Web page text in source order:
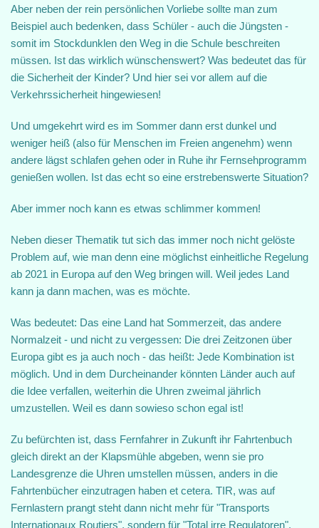
Aber neben der rein persönlichen Vorliebe sollte man zum
Beispiel auch bedenken, dass Schüler - auch die Jüngsten -
somit im Stockdunklen den Weg in die Schule beschreiten
müssen. Ist das wirklich wünschenswert? Was bedeutet das für
die Sicherheit der Kinder? Und hier sei vor allem auf die
Verkehrssicherheit hingewiesen!
Und umgekehrt wird es im Sommer dann erst dunkel und
weniger heiß (also für Menschen im Freien angenehm) wenn
andere lägst schlafen gehen oder in Ruhe ihr Fernsehprogramm
genießen wollen. Ist das echt so eine erstrebenswerte Situation?
Aber immer noch kann es etwas schlimmer kommen!
Neben dieser Thematik tut sich das immer noch nicht gelöste
Problem auf, wie man denn eine möglichst einheitliche Regelung
ab 2021 in Europa auf den Weg bringen will. Weil jedes Land
kann ja dann machen, was es möchte.
Was bedeutet: Das eine Land hat Sommerzeit, das andere
Normalzeit - und nicht zu vergessen: Die drei Zeitzonen über
Europa gibt es ja auch noch - das heißt: Jede Kombination ist
möglich. Und in dem Durcheinander könnten Länder auch auf
die Idee verfallen, weiterhin die Uhren zweimal jährlich
umzustellen. Weil es dann sowieso schon egal ist!
Zu befürchten ist, dass Fernfahrer in Zukunft ihr Fahrtenbuch
gleich direkt an der Klapsmühle abgeben, wenn sie pro
Landesgrenze die Uhren umstellen müssen, anders in die
Fahrtenbücher einzutragen haben et cetera. TIR, was auf
Fernlastern prangt steht dann nicht mehr für "Transports
Internationaux Routiers", sondern für "Total irre Regulatoren".